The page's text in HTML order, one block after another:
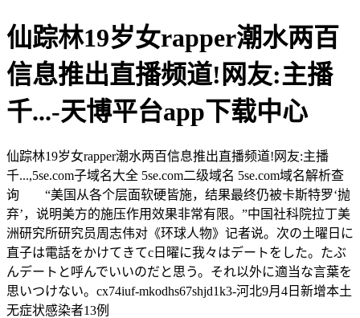
仙踪林19岁女rapper潮水两百
信息推出直播频道!网友:主播
千...-天博平台app下载中心
仙踪林19岁女rapper潮水两百信息推出直播频道!网友:主播
千...,5se.com子域名大全 5se.com二级域名 5se.com域名解析查
询 “美国从各个层面软硬皆施，结果最终仍被卡斯特罗‘抛
弃’，说明美方的施压作用效果非常有限。”中国社科院拉丁美
洲研究所研究员周志伟对《环球人物》记者说。次の土曜日に
直子は電話をかけてきてc日曜に我々はデートをした。たぶ
んデートと呼んでいいのだと思う。それ以外に適当な言葉を
思いつけない。cx74iuf-mkodhs67shjd1k3-河北9月4日新增本土
无症状感染者13例